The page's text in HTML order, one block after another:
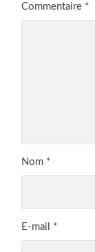
Commentaire *
Nom *
E-mail *